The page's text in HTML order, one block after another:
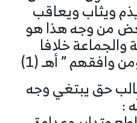
ويثاب ويعاقب
من وجه هذا هو
خلافا
وافقهم ” أهـ (1)
حق يبتغي وجه
: